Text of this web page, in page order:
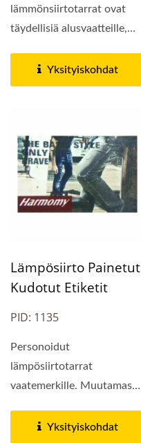
lämmönsiirtotarrat ovat
täydellisiä alusvaatteille,
aktiivivaatteille....
Yksityiskohdat
Lämpösiirto Painetut
Kudotut Etiketit
PID: 1135
Personoidut
lämpösiirtotarrat
vaatemerkille. Muutamassa
räätälöidyt...Yksityiskohdat